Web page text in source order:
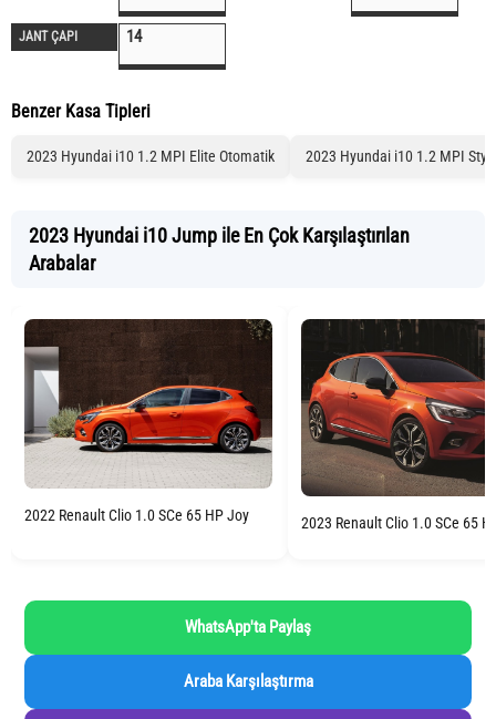
JANT ÇAPI 14
Benzer Kasa Tipleri
2023 Hyundai i10 1.2 MPI Elite Otomatik 2023 Hyundai i10 1.2 MPI
2023 Hyundai i10 Jump ile En Çok Karşılaştırılan
Arabalar
2022 Renault Clio 1.0 SCe 65 HP Joy 2023 Renault Clio 1.0 SCe 65
WhatsApp'ta Paylaş
Araba Karşılaştırma